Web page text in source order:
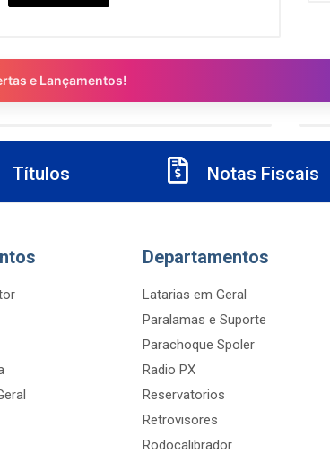
e Lançamentos!
Títulos Notas Fiscais
Departamentos
Latarias em Geral
Paralamas e Suporte
Parachoque Spoler
Radio PX
Reservatorios
Retrovisores
Rodocalibrador